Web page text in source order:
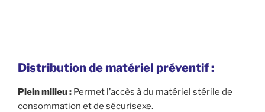
Distribution de matériel préventif :
Plein milieu : Permet l’accès à du matériel stérile de
consommation et de sécurisexe.